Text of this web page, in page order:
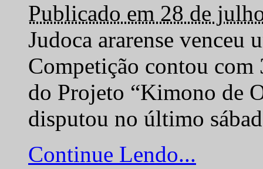
Publicado em 28 de
Judoca ararense venceu
Competição contou com
do Projeto “Kimono de
disputou no último
Continue Lendo...